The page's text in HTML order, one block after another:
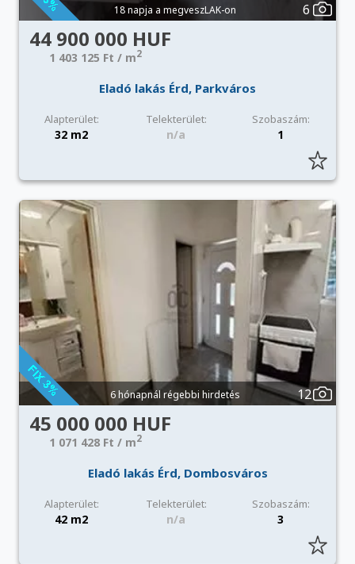
18 napja a megveszLAK-on 6
44 900 000 HUF
1 403 125 Ft / m2
Eladó lakás Érd, Parkváros
Alapterület: Telekterület: Szobaszám:
32 m2 n/a 1
6 hónapnál régebbi hirdetés 12
45 000 000 HUF
1 071 428 Ft / m2
Eladó lakás Érd, Dombosváros
Alapterület: Telekterület: Szobaszám:
42 m2 n/a 3